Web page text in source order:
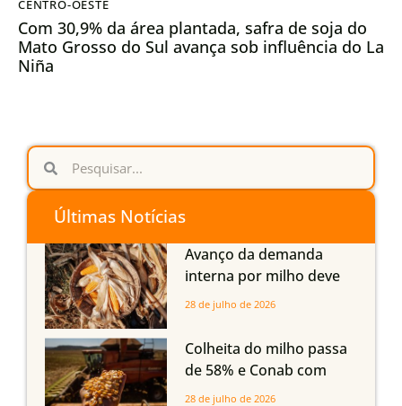
CENTRO-OESTE
Com 30,9% da área plantada, safra de soja do
Mato Grosso do Sul avança sob influência do La
Niña
Últimas Notícias
Avanço da demanda
interna por milho deve
compensar aumento da
em Mato Grosso, aponta
Imea
28 de julho de 2026
Colheita do milho passa
de 58% e Conab com
boas produtividades em
28 de julho de 2026